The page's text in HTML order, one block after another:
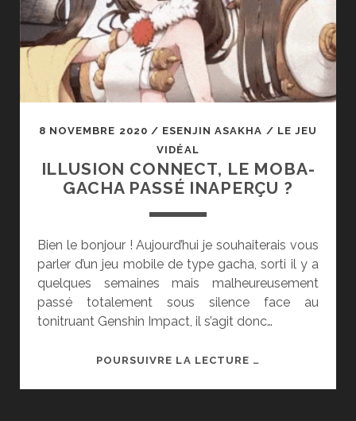
CONFINS
8 NOVEMBRE 2020 / ESENJIN ASAKHA / LE JEU
VIDÉAL
ILLUSION CONNECT, LE MOBA-
GACHA PASSÉ INAPERÇU ?
Bien le bonjour ! Aujourd’hui je souhaiterais vous
parler d’un jeu mobile de type gacha, sorti il y a
quelques semaines mais malheureusement
passé totalement sous silence face au
tonitruant Genshin Impact, il s’agit donc…
POURSUIVRE LA LECTURE …